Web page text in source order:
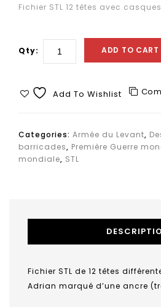
Fichier STL 12 têtes avec
Qty: ADD TO CART
Add To Wishlist
Categories: Armée du Levant,
barricades, Première Guerre
mondiale, STL
Fichier STL de 12 têtes
Adrian marqué d’une ancre